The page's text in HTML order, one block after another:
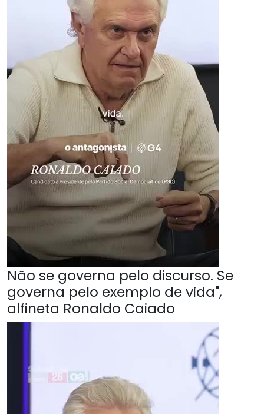
Não se governa pelo discurso. Se
governa pelo exemplo de vida",
alfineta Ronaldo Caiado